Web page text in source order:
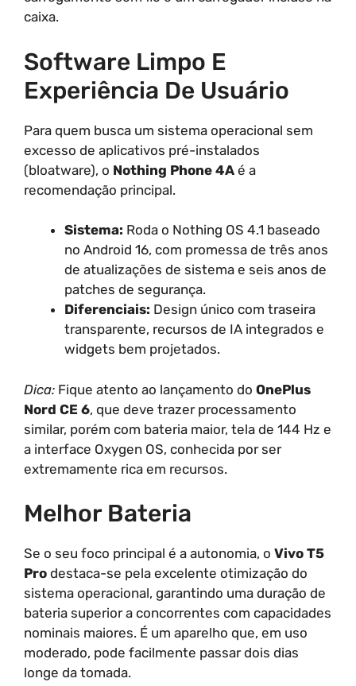
caixa.
Software Limpo E
Experiência De Usuário
Para quem busca um sistema operacional sem
excesso de aplicativos pré-instalados
(bloatware), o Nothing Phone 4A é a
recomendação principal.
Sistema: Roda o Nothing OS 4.1 baseado
no Android 16, com promessa de três anos
de atualizações de sistema e seis anos de
patches de segurança.
Diferenciais: Design único com traseira
transparente, recursos de IA integrados e
widgets bem projetados.
Dica: Fique atento ao lançamento do OnePlus
Nord CE 6, que deve trazer processamento
similar, porém com bateria maior, tela de 144 Hz e
a interface Oxygen OS, conhecida por ser
extremamente rica em recursos.
Melhor Bateria
Se o seu foco principal é a autonomia, o Vivo T5
Pro destaca-se pela excelente otimização do
sistema operacional, garantindo uma duração de
bateria superior a concorrentes com capacidades
nominais maiores. É um aparelho que, em uso
moderado, pode facilmente passar dois dias
longe da tomada.